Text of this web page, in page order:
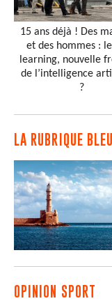
15 ans déjà ! Des
et des hommes :
learning, nouvelle
de l’intelligence
?
LA RUBRIQUE
OPINION SPORT